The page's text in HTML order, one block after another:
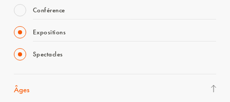
Conférence
Expositions
Spectacles
Âges